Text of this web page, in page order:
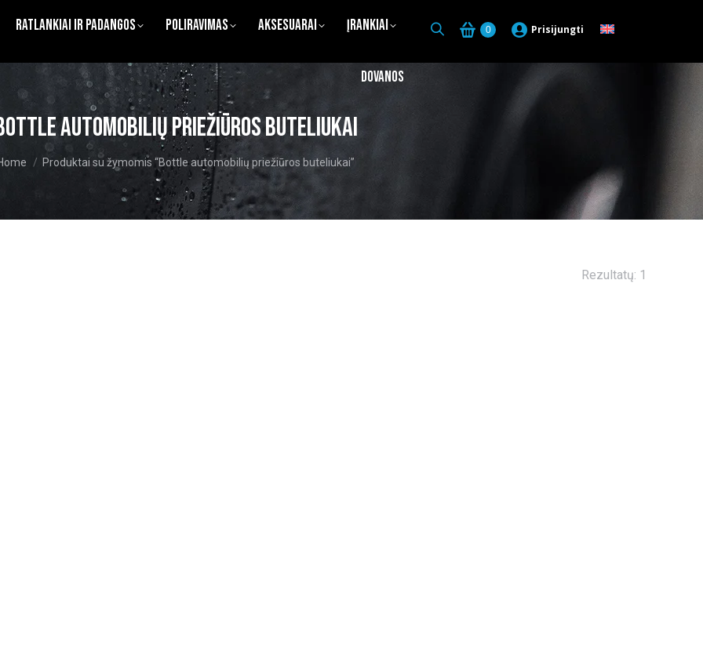
Ratlankiai ir Padangos Poliravimas Aksesuarai Įrankiai
Dovanos
0 Prisijungti
automobilių priežiūros buteliukai
are here:Produktai su žymomis “Bottle automobilių priežiūros buteliukai”
Rezultatų: 1